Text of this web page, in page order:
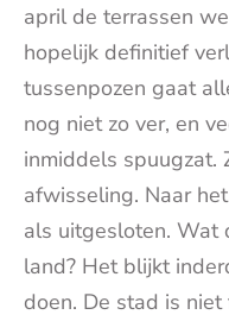
april de terrassen
hopelijk definitief
tussenpozen gaat
nog niet zo ver, en
inmiddels spuugzat.
afwisseling. Naar
als uitgesloten. Wat
land? Het blijkt
doen. De stad is